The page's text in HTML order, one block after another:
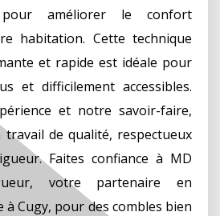
améliorer le confort
habitation. Cette technique
et rapide est idéale pour
et difficilement accessibles.
et notre savoir-faire,
de qualité, respectueux
Faites confiance à MD
votre partenaire en
Cugy, pour des combles bien